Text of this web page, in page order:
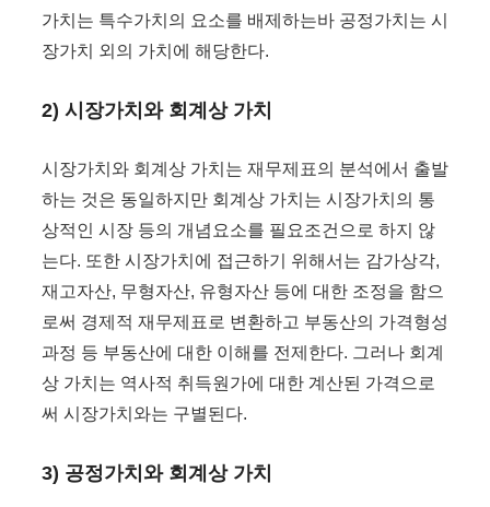
가치는 특수가치의 요소를 배제하는바 공정가치는 시
장가치 외의 가치에 해당한다.
2) 시장가치와 회계상 가치
시장가치와 회계상 가치는 재무제표의 분석에서 출발
하는 것은 동일하지만 회계상 가치는 시장가치의 통
상적인 시장 등의 개념요소를 필요조건으로 하지 않
는다. 또한 시장가치에 접근하기 위해서는 감가상각,
재고자산, 무형자산, 유형자산 등에 대한 조정을 함으
로써 경제적 재무제표로 변환하고 부동산의 가격형성
과정 등 부동산에 대한 이해를 전제한다. 그러나 회계
상 가치는 역사적 취득원가에 대한 계산된 가격으로
써 시장가치와는 구별된다.
3) 공정가치와 회계상 가치